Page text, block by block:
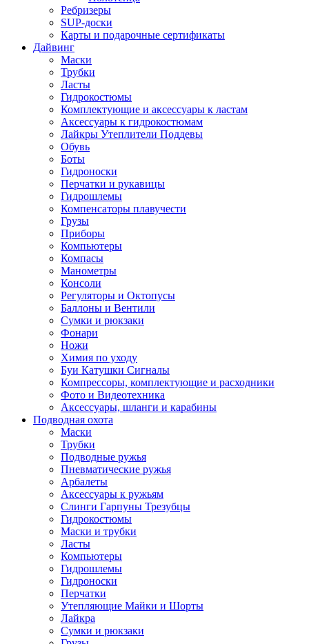
Ребризеры
SUP-доски
Карты и подарочные сертификаты
Дайвинг
Маски
Трубки
Ласты
Гидрокостюмы
Комплектующие и аксессуары к ластам
Аксессуары к гидрокостюмам
Лайкры Утеплители Поддевы
Обувь
Боты
Гидроноски
Перчатки и рукавицы
Гидрошлемы
Компенсаторы плавучести
Грузы
Приборы
Компьютеры
Компасы
Манометры
Консоли
Регуляторы и Октопусы
Баллоны и Вентили
Сумки и рюкзаки
Фонари
Ножи
Химия по уходу
Буи Катушки Сигналы
Компрессоры, комплектующие и расходники
Фото и Видеотехника
Аксессуары, шланги и карабины
Подводная охота
Маски
Трубки
Подводные ружья
Пневматические ружья
Арбалеты
Аксессуары к ружьям
Слинги Гарпуны Трезубцы
Гидрокостюмы
Маски и трубки
Ласты
Компьютеры
Гидрошлемы
Гидроноски
Перчатки
Утепляющие Майки и Шорты
Лайкра
Сумки и рюкзаки